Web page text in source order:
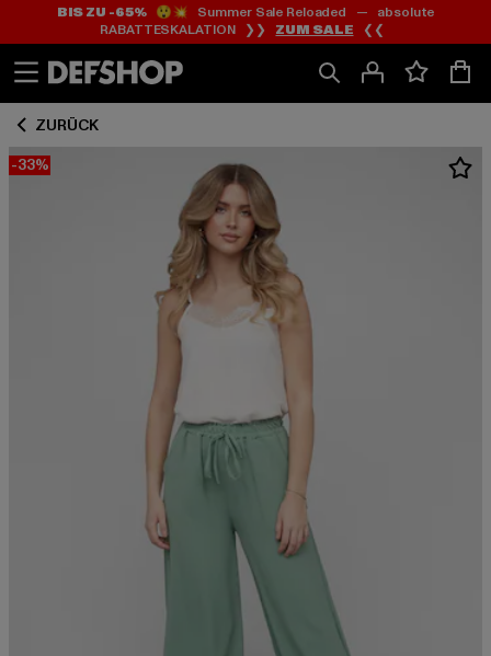
Zum
Inhalt
springen
Zum
Fußzeile
springen
BIS ZU -65%😲💥 Summer Sale Reloaded — absolute
RABATTESKALATION ❯❯ ZUM SALE ❮❮
ZURÜCK
-33%